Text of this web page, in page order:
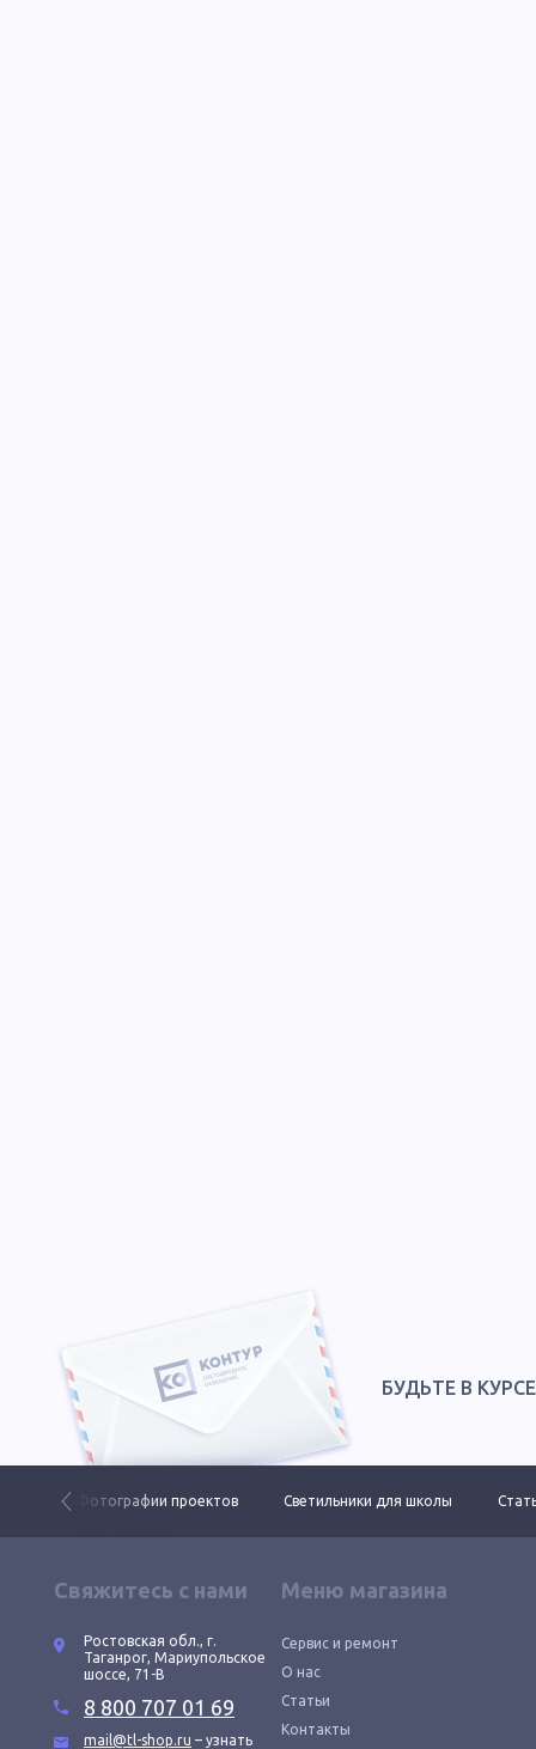
БУДЬТЕ В
Фотографии проектов Светильники для школы
Свяжитесь с нами
Ростовская обл., г.
Таганрог, Мариупольское
шоссе, 71-В
8 800 707 01 69
mail@tl-shop.ru – узнать
Меню магазина
Сервис и ремонт
О нас
Статьи
Контакты